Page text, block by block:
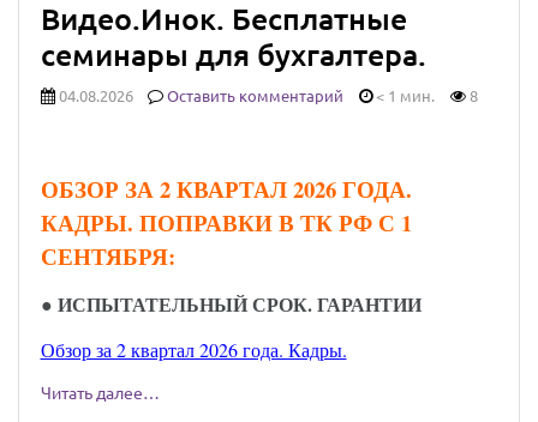
Видео.Инок. Бесплатные
семинары для бухгалтера.
04.08.2026 Оставить комментарий < 1 мин. 8
ОБЗОР ЗА 2 КВАРТАЛ 2026 ГОДА.
КАДРЫ. ПОПРАВКИ В ТК РФ С 1
СЕНТЯБРЯ:
● ИСПЫТАТЕЛЬНЫЙ СРОК. ГАРАНТИИ
Обзор за 2 квартал 2026 года. Кадры.
Читать далее…